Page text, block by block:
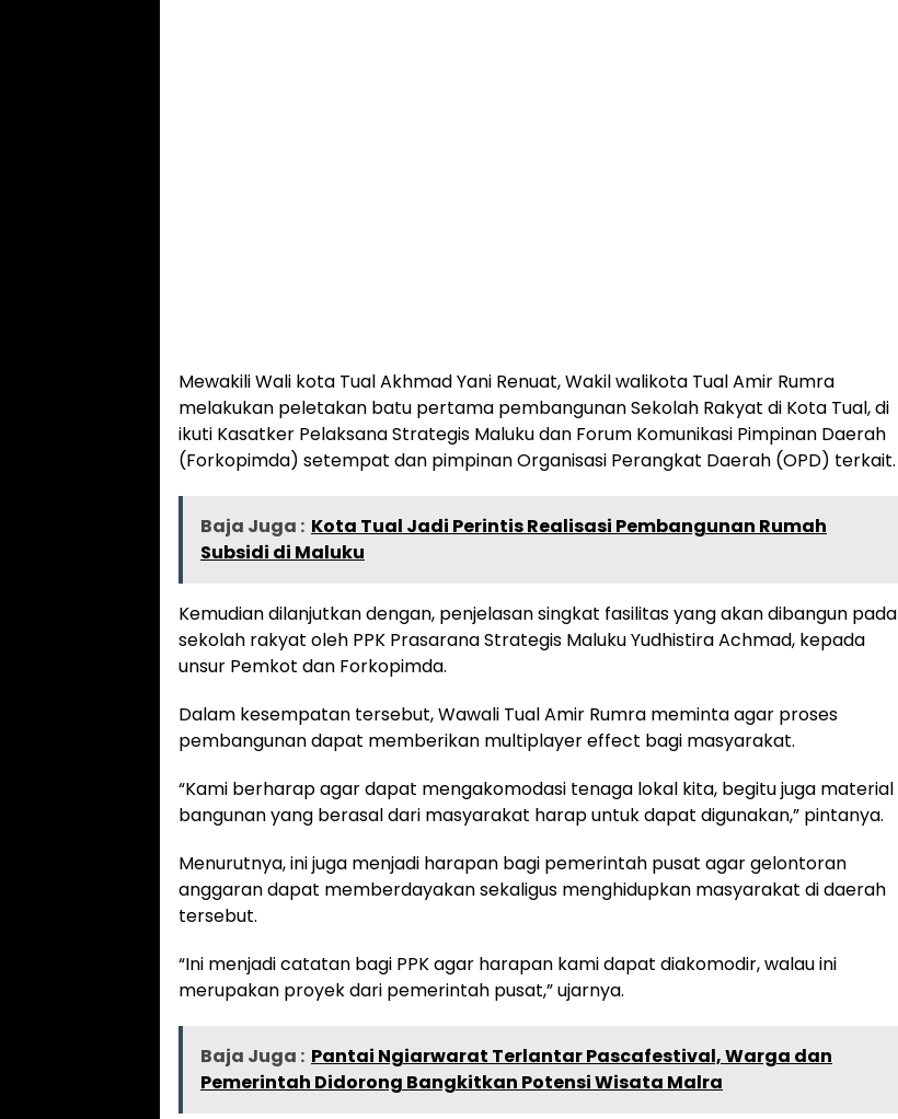
Mewakili Wali kota Tual Akhmad Yani Renuat, Wakil walikota Tual Amir Rumra
melakukan peletakan batu pertama pembangunan Sekolah Rakyat di Kota Tual, di
ikuti Kasatker Pelaksana Strategis Maluku dan Forum Komunikasi Pimpinan Daerah
(Forkopimda) setempat dan pimpinan Organisasi Perangkat Daerah (OPD) terkait.
Baja Juga : Kota Tual Jadi Perintis Realisasi Pembangunan Rumah
Subsidi di Maluku
Kemudian dilanjutkan dengan, penjelasan singkat fasilitas yang akan dibangun pada
sekolah rakyat oleh PPK Prasarana Strategis Maluku Yudhistira Achmad, kepada
unsur Pemkot dan Forkopimda.
Dalam kesempatan tersebut, Wawali Tual Amir Rumra meminta agar proses
pembangunan dapat memberikan multiplayer effect bagi masyarakat.
“Kami berharap agar dapat mengakomodasi tenaga lokal kita, begitu juga material
bangunan yang berasal dari masyarakat harap untuk dapat digunakan,” pintanya.
Menurutnya, ini juga menjadi harapan bagi pemerintah pusat agar gelontoran
anggaran dapat memberdayakan sekaligus menghidupkan masyarakat di daerah
tersebut.
“Ini menjadi catatan bagi PPK agar harapan kami dapat diakomodir, walau ini
merupakan proyek dari pemerintah pusat,” ujarnya.
Baja Juga : Pantai Ngiarwarat Terlantar Pascafestival, Warga dan
Pemerintah Didorong Bangkitkan Potensi Wisata Malra